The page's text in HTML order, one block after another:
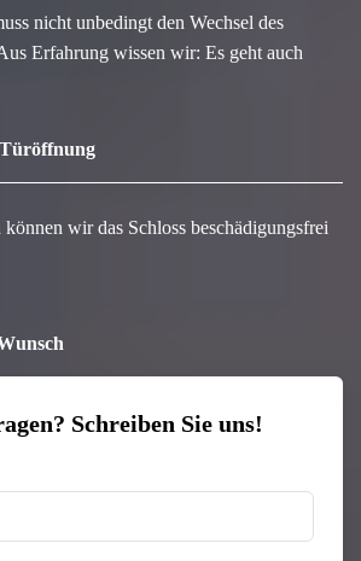
nicht unbedingt den Wechsel des
Erfahrung wissen wir: Es geht auch
Türöffnung
wir das Schloss beschädigungsfrei
Schreiben Sie uns!